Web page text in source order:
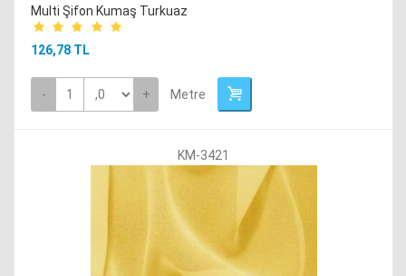
Multi Şifon Kumaş Turkuaz
126,78 TL
- + Metre
KM-3421